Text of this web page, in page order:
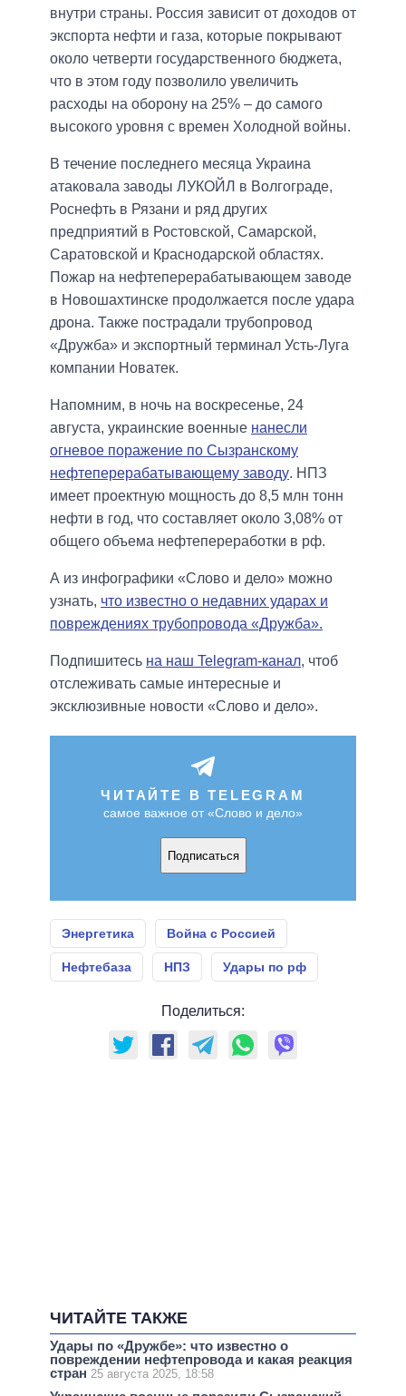
внутри страны. Россия зависит от доходов от
экспорта нефти и газа, которые покрывают
около четверти государственного бюджета,
что в этом году позволило увеличить
расходы на оборону на 25% – до самого
высокого уровня с времен Холодной войны.
В течение последнего месяца Украина
атаковала заводы ЛУКОЙЛ в Волгограде,
Роснефть в Рязани и ряд других
предприятий в Ростовской, Самарской,
Саратовской и Краснодарской областях.
Пожар на нефтеперерабатывающем заводе
в Новошахтинске продолжается после удара
дрона. Также пострадали трубопровод
«Дружба» и экспортный терминал Усть-Луга
компании Новатек.
Напомним, в ночь на воскресенье, 24
августа, украинские военные нанесли
огневое поражение по Сызранскому
нефтеперерабатывающему заводу. НПЗ
имеет проектную мощность до 8,5 млн тонн
нефти в год, что составляет около 3,08% от
общего объема нефтепереработки в рф.
А из инфографики «Слово и дело» можно
узнать, что известно о недавних ударах и
повреждениях трубопровода «Дружба».
Подпишитесь на наш Telegram-канал, чтоб
отслеживать самые интересные и
эксклюзивные новости «Слово и дело».
ЧИТАЙТЕ В TELEGRAM
самое важное от «Слово и дело»
Подписаться
Энергетика Война с Россией
Нефтебаза НПЗ Удары по рф
Поделиться:
ЧИТАЙТЕ ТАКЖЕ
Удары по «Дружбе»: что известно о
повреждении нефтепровода и какая реакция
стран 25 августа 2025, 18:58